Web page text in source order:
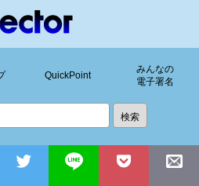
QuickPoint
みんなの
電子署名